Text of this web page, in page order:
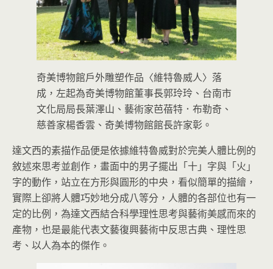
奇美博物館戶外雕塑作品〈維特魯威人〉落
成，左起為奇美博物館董事長郭玲玲、台南市
文化局局長葉澤山、藝術家芭蓓特．布勒奇、
慈善家楊香雲、奇美博物館館長許家彰。
達文西的素描作品便是依據維特魯威對於完美人體比例的
敘述來思考並創作，畫面中的男子擺出「十」字與「火」
字的動作，站立在方形與圓形的中央，看似簡單的描繪，
實際上卻將人體巧妙地分成八等分，人體的各部位也有一
定的比例，為達文西結合科學理性思考與藝術美感而來的
產物，也是最能代表文藝復興藝術中反思古典、理性思
考、以人為本的傑作。